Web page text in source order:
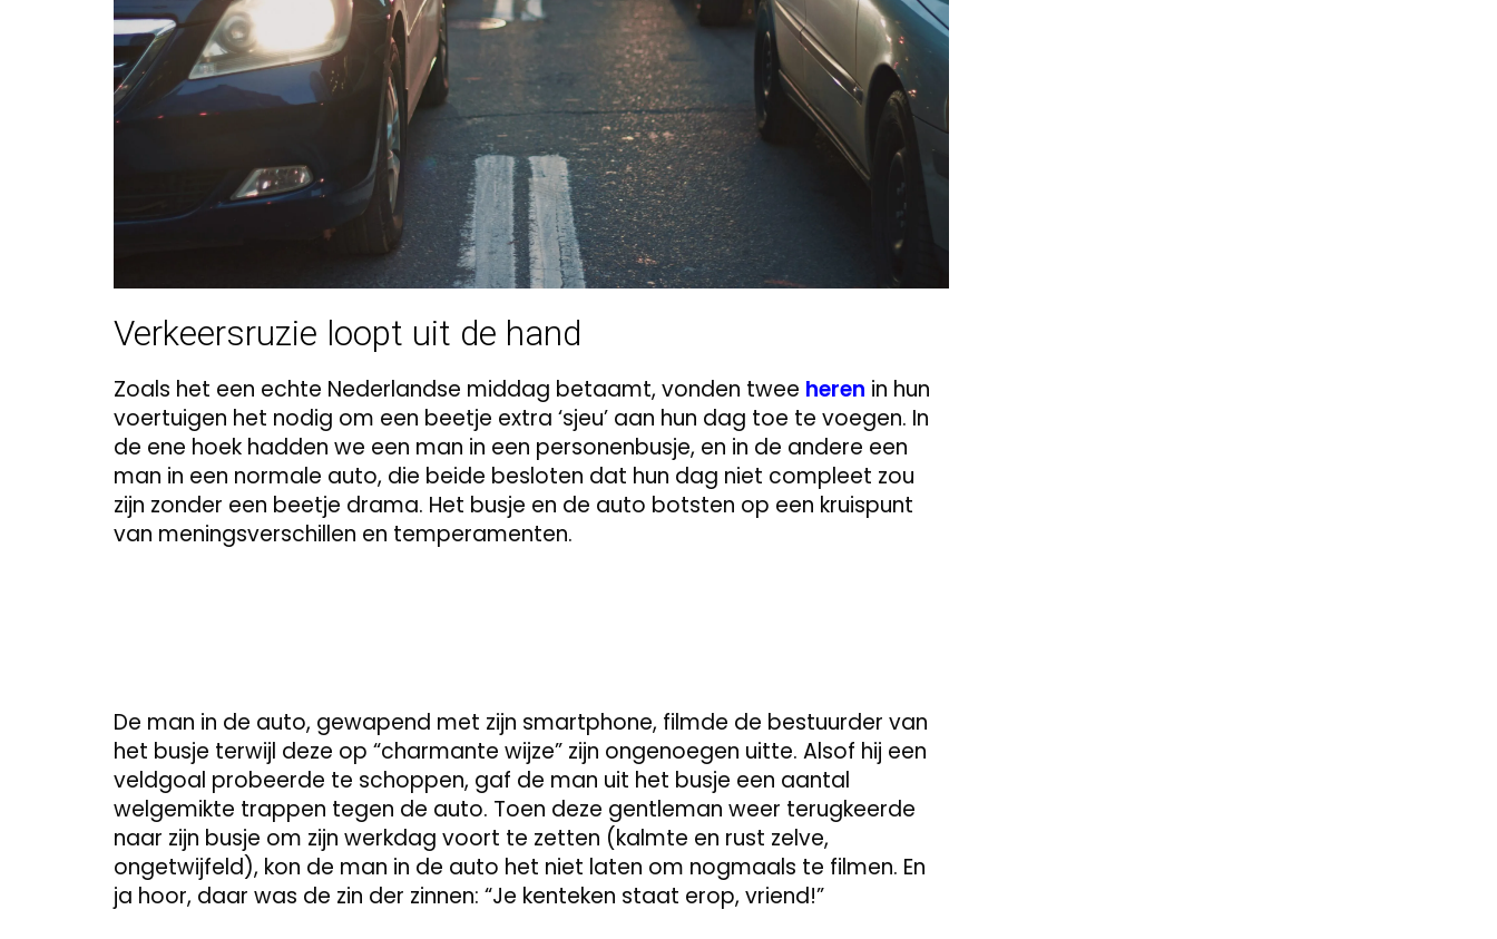
Verkeersruzie loopt uit de hand
Zoals het een echte Nederlandse middag betaamt, vonden twee heren in hun
voertuigen het nodig om een beetje extra ‘sjeu’ aan hun dag toe te voegen. In
de ene hoek hadden we een man in een personenbusje, en in de andere een
man in een normale auto, die beide besloten dat hun dag niet compleet zou
zijn zonder een beetje drama. Het busje en de auto botsten op een kruispunt
van meningsverschillen en temperamenten.
De man in de auto, gewapend met zijn smartphone, filmde de bestuurder van
het busje terwijl deze op “charmante wijze” zijn ongenoegen uitte. Alsof hij een
veldgoal probeerde te schoppen, gaf de man uit het busje een aantal
welgemikte trappen tegen de auto. Toen deze gentleman weer terugkeerde
naar zijn busje om zijn werkdag voort te zetten (kalmte en rust zelve,
ongetwijfeld), kon de man in de auto het niet laten om nogmaals te filmen. En
ja hoor, daar was de zin der zinnen: “Je kenteken staat erop, vriend!”